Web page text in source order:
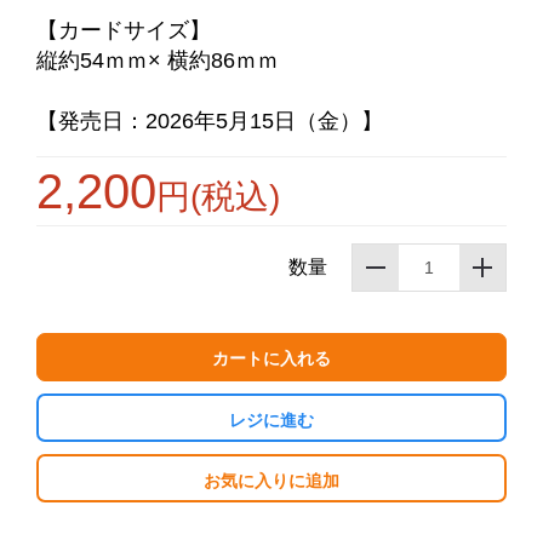
【カードサイズ】
縦約54ｍｍ× 横約86ｍｍ
【発売日：2026年5月15日（金）】
2,200円(税込)
数量
カートに入れる
レジに進む
カートへ進む
お気に入りに追加